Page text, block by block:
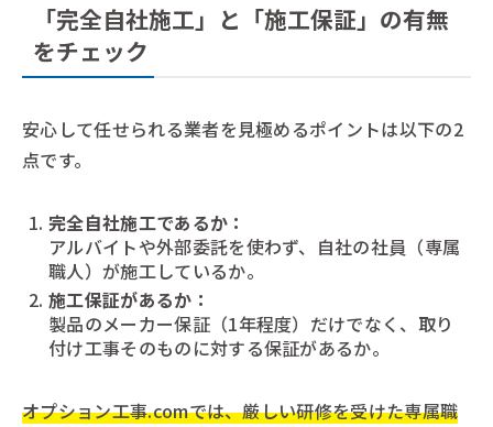
「完全自社施工」と「施工保証」の有無
をチェック
安心して任せられる業者を見極めるポイントは以下の2
点です。
完全自社施工であるか：
アルバイトや外部委託を使わず、自社の社員（専属
職人）が施工しているか。
施工保証があるか：
製品のメーカー保証（1年程度）だけでなく、取り
付け工事そのものに対する保証があるか。
オプション工事.comでは、厳しい研修を受けた専属職